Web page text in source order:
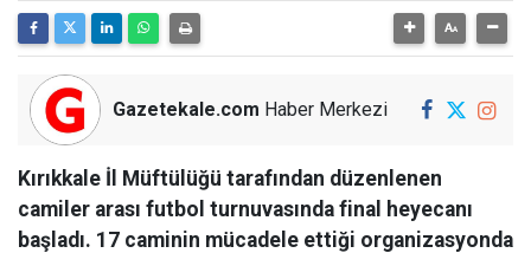
Gazetekale.com Haber Merkezi
Kırıkkale İl Müftülüğü tarafından düzenlenen
camiler arası futbol turnuvasında final heyecanı
başladı. 17 caminin mücadele ettiği organizasyonda